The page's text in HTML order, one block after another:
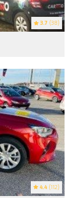
3.7 (38)
4.4 (112)